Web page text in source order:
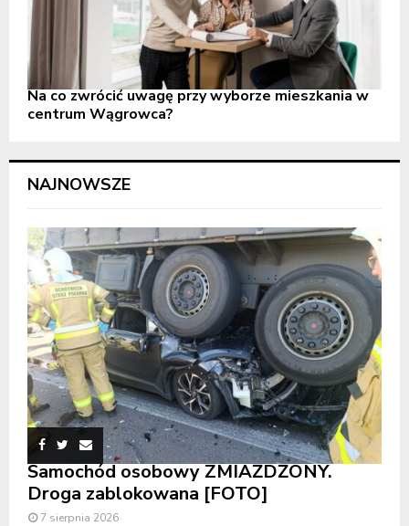
Na co zwrócić uwagę przy wyborze mieszkania w
centrum Wągrowca?
NAJNOWSZE
Samochód osobowy ZMIAŻDŻONY.
Droga zablokowana [FOTO]
7 sierpnia 2026